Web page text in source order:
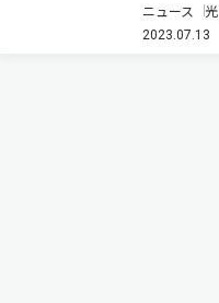
開発した（
作用（π—π
ニュース
2023.07.13